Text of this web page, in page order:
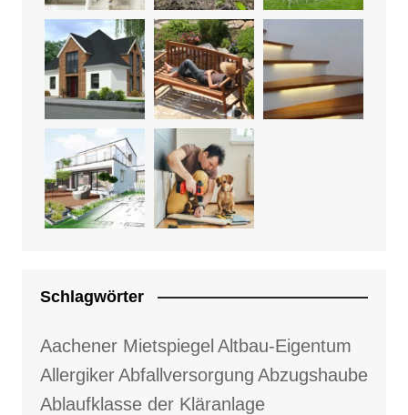
Schlagwörter
Aachener Mietspiegel Altbau-Eigentum
AllergikerAbfallversorgung Abzugshaube
Ablaufklasse der Kläranlage